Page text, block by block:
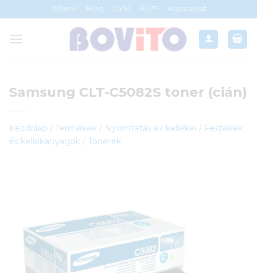
to
content
Rólunk Blog GYIK ÁSZF Kapcsolat
Samsung CLT-C5082S toner (cián)
Kezdőlap / Termékek / Nyomtatás és kellékei / Festékek
és kellékanyagok / Tonerek